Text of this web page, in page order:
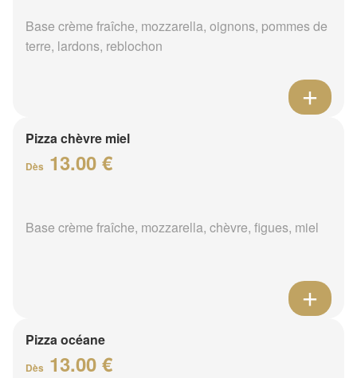
Base crème fraîche, mozzarella, oignons, pommes de
terre, lardons, reblochon
Pizza chèvre miel
Dès 13.00 €
Base crème fraîche, mozzarella, chèvre, figues, miel
Pizza océane
Dès 13.00 €